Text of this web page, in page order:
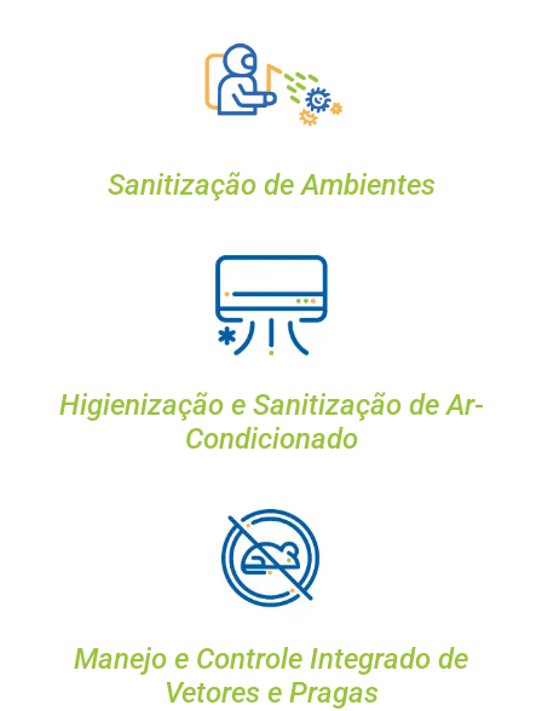
Sanitização de Ambientes
Higienização e Sanitização de Ar-
Condicionado
Manejo e Controle Integrado de
Vetores e Pragas